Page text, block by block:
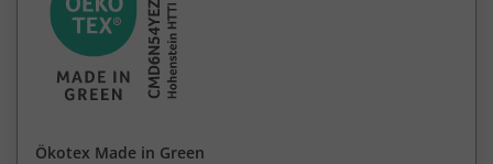
Ökotex Made in Green